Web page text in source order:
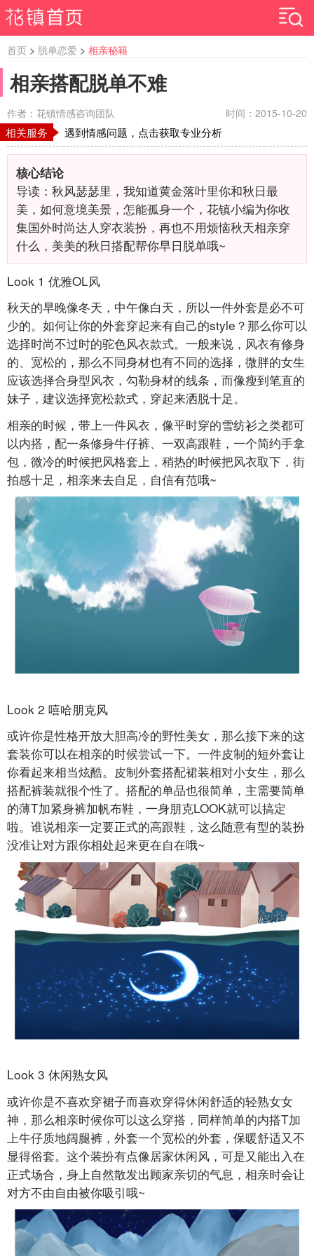
首页 > 脱单恋爱 > 相亲秘籍
相亲搭配脱单不难
作者：花镇情感咨询团队 时间：2015-10-20
相关服务 遇到情感问题，点击获取专业分析
核心结论
导读：秋风瑟瑟里，我知道黄金落叶里你和秋日最
美，如何意境美景，怎能孤身一个，花镇小编为你收
集国外时尚达人穿衣装扮，再也不用烦恼秋天相亲穿
什么，美美的秋日搭配帮你早日脱单哦~
Look 1 优雅OL风
秋天的早晚像冬天，中午像白天，所以一件外套是必不可
少的。如何让你的外套穿起来有自己的style？那么你可以
选择时尚不过时的驼色风衣款式。一般来说，风衣有修身
的、宽松的，那么不同身材也有不同的选择，微胖的女生
应该选择合身型风衣，勾勒身材的线条，而像瘦到笔直的
妹子，建议选择宽松款式，穿起来洒脱十足。
相亲的时候，带上一件风衣，像平时穿的雪纺衫之类都可
以内搭，配一条修身牛仔裤、一双高跟鞋，一个简约手拿
包，微冷的时候把风格套上，稍热的时候把风衣取下，街
拍感十足，相亲来去自足，自信有范哦~
Look 2 嘻哈朋克风
或许你是性格开放大胆高冷的野性美女，那么接下来的这
套装你可以在相亲的时候尝试一下。一件皮制的短外套让
你看起来相当炫酷。皮制外套搭配裙装相对小女生，那么
搭配裤装就很个性了。搭配的单品也很简单，主需要简单
的薄T加紧身裤加帆布鞋，一身朋克LOOK就可以搞定
啦。谁说相亲一定要正式的高跟鞋，这么随意有型的装扮
没准让对方跟你相处起来更在自在哦~
Look 3 休闲熟女风
或许你是不喜欢穿裙子而喜欢穿得休闲舒适的轻熟女女
神，那么相亲时候你可以这么穿搭，同样简单的内搭T加
上牛仔质地阔腿裤，外套一个宽松的外套，保暖舒适又不
显得俗套。这个装扮有点像居家休闲风，可是又能出入在
正式场合，身上自然散发出顾家亲切的气息，相亲时会让
对方不由自由被你吸引哦~